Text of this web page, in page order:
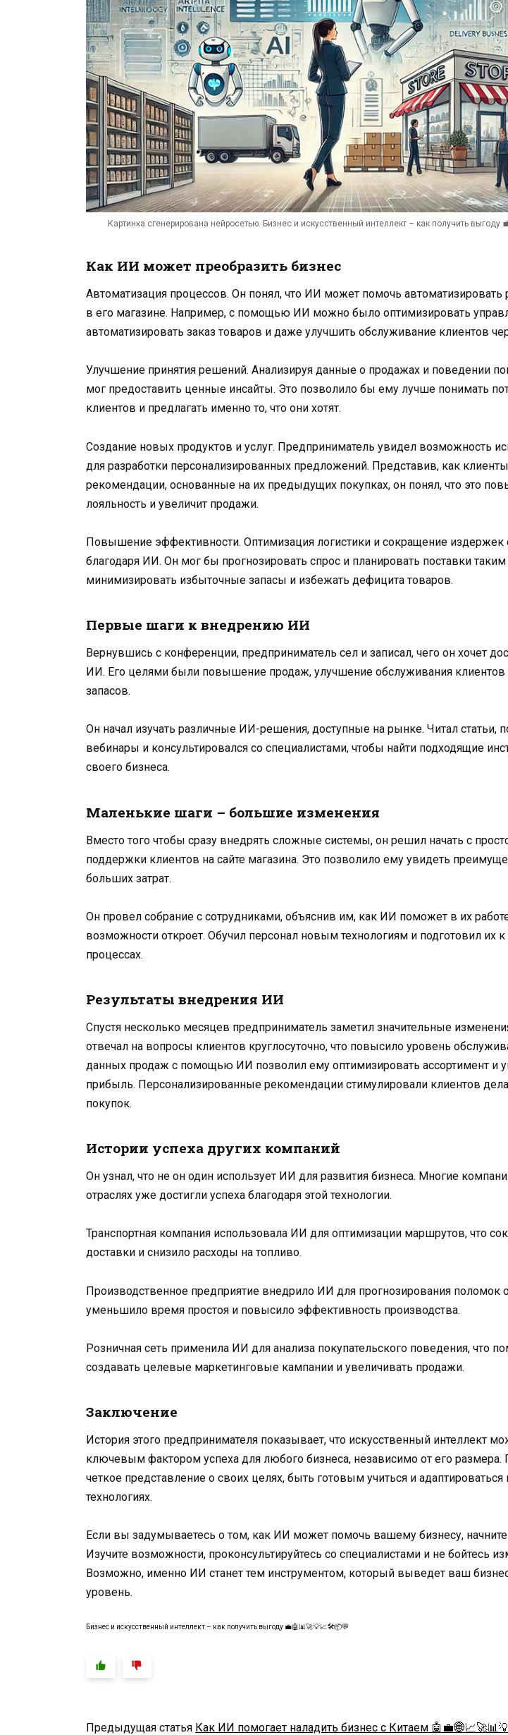
Картинка сгенерирована нейросетью. Бизнес и искусственный интеллект – как получить выгоду
Как ИИ может преобразить бизнес
Автоматизация процессов. Он понял, что ИИ может помочь автоматизировать
в его магазине. Например, с помощью ИИ можно было оптимизировать
автоматизировать заказ товаров и даже улучшить обслуживание клиентов
Улучшение принятия решений. Анализируя данные о продажах и поведении
мог предоставить ценные инсайты. Это позволило бы ему лучше понимать
клиентов и предлагать именно то, что они хотят.
Создание новых продуктов и услуг. Предприниматель увидел возможность
для разработки персонализированных предложений. Представив, как
рекомендации, основанные на их предыдущих покупках, он понял, что это
лояльность и увеличит продажи.
Повышение эффективности. Оптимизация логистики и сокращение издержек
благодаря ИИ. Он мог бы прогнозировать спрос и планировать поставки
минимизировать избыточные запасы и избежать дефицита товаров.
Первые шаги к внедрению ИИ
Вернувшись с конференции, предприниматель сел и записал, чего он хочет
ИИ. Его целями были повышение продаж, улучшение обслуживания клиентов
запасов.
Он начал изучать различные ИИ-решения, доступные на рынке. Читал статьи,
вебинары и консультировался со специалистами, чтобы найти подходящие
своего бизнеса.
Маленькие шаги – большие изменения
Вместо того чтобы сразу внедрять сложные системы, он решил начать с
поддержки клиентов на сайте магазина. Это позволило ему увидеть
больших затрат.
Он провел собрание с сотрудниками, объяснив им, как ИИ поможет в их
возможности откроет. Обучил персонал новым технологиям и подготовил их
процессах.
Результаты внедрения ИИ
Спустя несколько месяцев предприниматель заметил значительные
отвечал на вопросы клиентов круглосуточно, что повысило уровень
данных продаж с помощью ИИ позволил ему оптимизировать ассортимент и
прибыль. Персонализированные рекомендации стимулировали клиентов
покупок.
Истории успеха других компаний
Он узнал, что не он один использует ИИ для развития бизнеса. Многие
отраслях уже достигли успеха благодаря этой технологии.
Транспортная компания использовала ИИ для оптимизации маршрутов, что
доставки и снизило расходы на топливо.
Производственное предприятие внедрило ИИ для прогнозирования поломок
уменьшило время простоя и повысило эффективность производства.
Розничная сеть применила ИИ для анализа покупательского поведения, что
создавать целевые маркетинговые кампании и увеличивать продажи.
Заключение
История этого предпринимателя показывает, что искусственный интеллект
ключевым фактором успеха для любого бизнеса, независимо от его размера.
четкое представление о своих целях, быть готовым учиться и
технологиях.
Если вы задумываетесь о том, как ИИ может помочь вашему бизнесу, начните
Изучите возможности, проконсультируйтесь со специалистами и не бойтесь
Возможно, именно ИИ станет тем инструментом, который выведет ваш
уровень.
Бизнес и искусственный интеллект – как получить выгоду 💼🤖📊🚀💡📈🛠️📦💬
Предыдущая статья Как ИИ помогает наладить бизнес с Китаем